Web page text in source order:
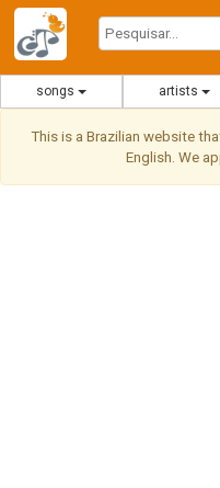
songs artists
This is a Brazilian website
English. We